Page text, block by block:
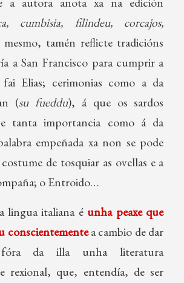
cumbisia, filindeu, corcajos,
tamén reflicte tradicións
a San Francisco para cumprir a
fai Elias; cerimonias como a da
(su fueddu), á que os sardos
tanta importancia como á da
empeñada xa non se pode
de tosquiar as ovellas e a
o Entroido…
lingua italiana é unha peaxe que
conscientementea cambio de dar
da illa unha literatura
rexional, que, entendía, de ser